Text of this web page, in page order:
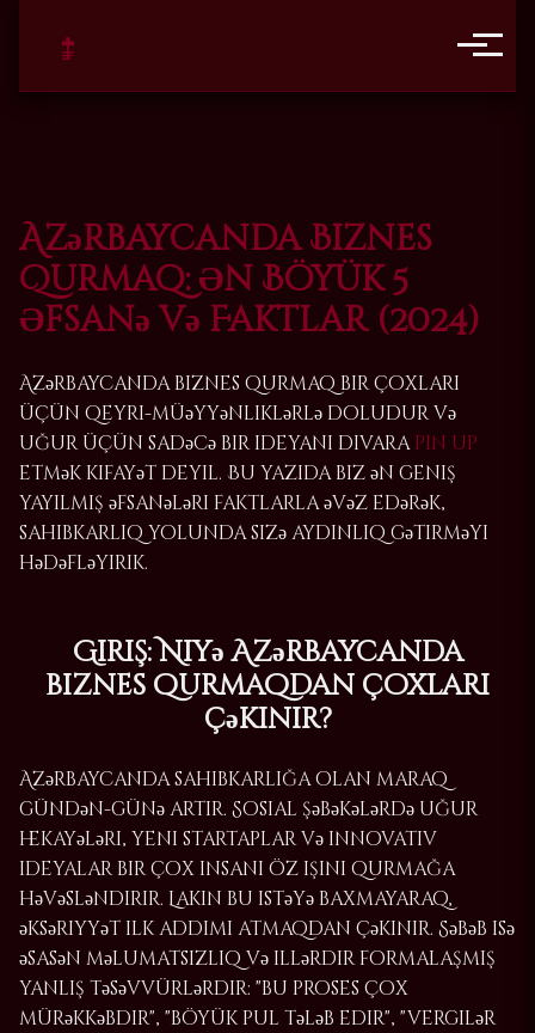
Azərbaycanda Biznes
Qurmaq: Ən Böyük 5
Əfsanə və Faktlar (2024)
Azərbaycanda biznes qurmaq bir çoxları
üçün qeyri-müəyyənliklərlə doludur və
uğur üçün sadəcə bir ideyanı divarapin up
etmək kifayət deyil. Bu yazıda biz ən geniş
yayılmış əfsanələri faktlarla əvəz edərək,
sahibkarlıq yolunda sizə aydınlıq gətirməyi
hədəfləyirik.
Giriş: Niyə Azərbaycanda
biznes qurmaqdan çoxları
çəkinir?
Azərbaycanda sahibkarlığa olan maraq
gündən-günə artır. Sosial şəbəkələrdə uğur
hekayələri, yeni startaplar və innovativ
ideyalar bir çox insanı öz işini qurmağa
həvəsləndirir. Lakin bu istəyə baxmayaraq,
əksəriyyət ilk addımı atmaqdan çəkinir. Səbəb isə
əsasən məlumatsızlıq və illərdir formalaşmış
yanlış təsəvvürlərdir: "bu proses çox
mürəkkəbdir", "böyük pul tələb edir", "vergilər